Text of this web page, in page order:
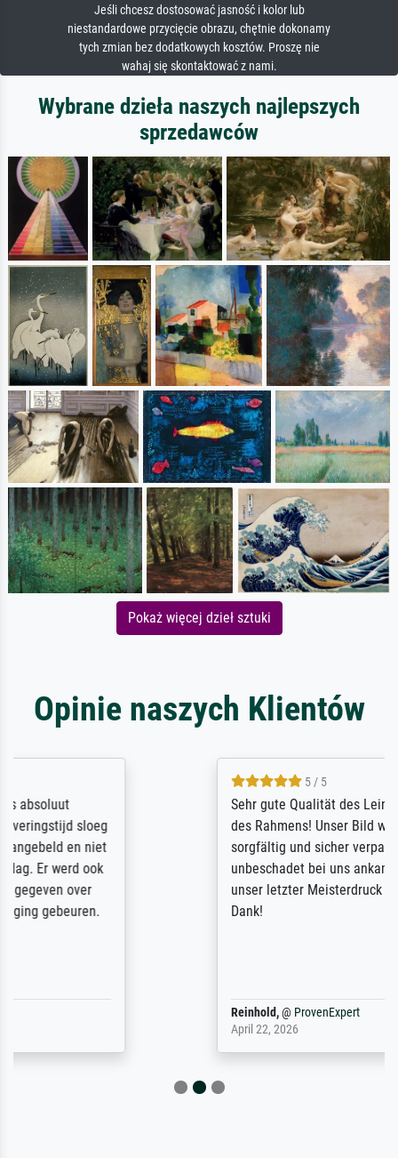
Jeśli chcesz dostosować jasność i kolor lub
niestandardowe przycięcie obrazu, chętnie dokonamy
tych zmian bez dodatkowych kosztów. Proszę nie
wahaj się skontaktować z nami.
Wybrane dzieła naszych najlepszych
sprzedawców
Pokaż więcej dzieł sztuki
Opinie naszych Klientów
Sehr gute Qualität des Leinwanddrucks und
des Rahmens! Unser Bild wurde sehr
sorgfältig und sicher verpackt, so dass es
unbeschadet bei uns ankam. Es wird nicht
unser letzter Meisterdruck sein. Vielen
Dank!